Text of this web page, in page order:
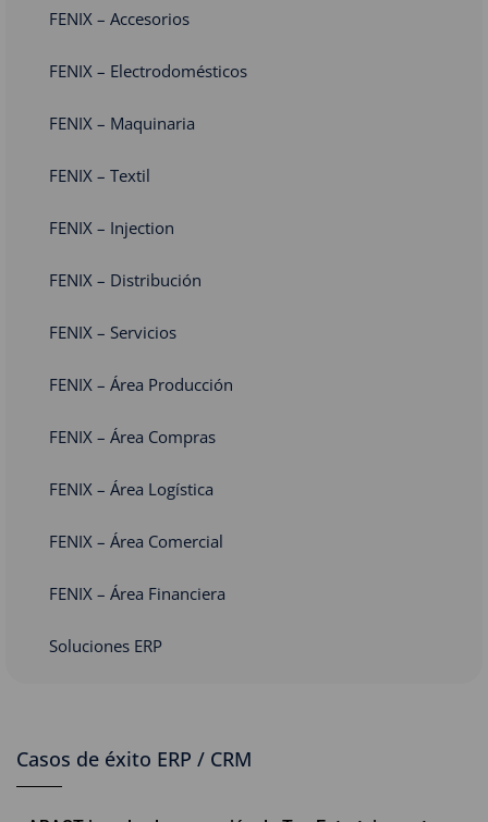
FENIX – Accesorios
FENIX – Electrodomésticos
FENIX – Maquinaria
FENIX – Textil
FENIX – Injection
FENIX – Distribución
FENIX – Servicios
FENIX – Área Producción
FENIX – Área Compras
FENIX – Área Logística
FENIX – Área Comercial
FENIX – Área Financiera
Soluciones ERP
Casos de éxito ERP / CRM